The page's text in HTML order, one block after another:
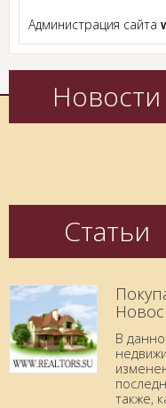
Администрация сайта
Новости
Статьи
В
также,